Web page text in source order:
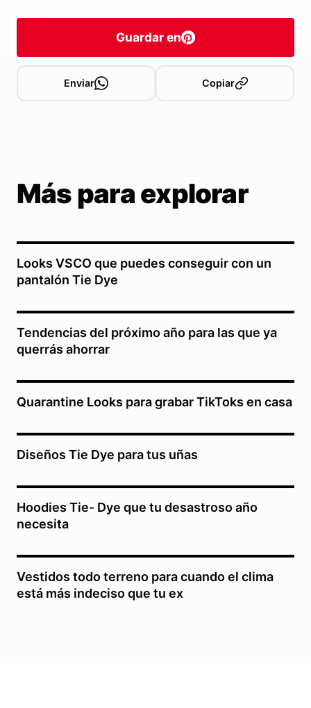
Guardar en
Enviar Copiar
Más para explorar
Looks VSCO que puedes conseguir con un
pantalón Tie Dye
Tendencias del próximo año para las que ya
querrás ahorrar
Quarantine Looks para grabar TikToks en casa
Diseños Tie Dye para tus uñas
Hoodies Tie- Dye que tu desastroso año
necesita
Vestidos todo terreno para cuando el clima
está más indeciso que tu ex